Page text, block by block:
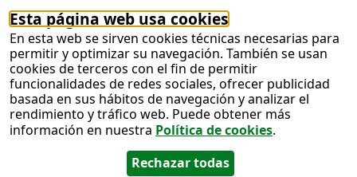
Esta página web usa cookies
En esta web se sirven cookies técnicas necesarias para
permitir y optimizar su navegación. También se usan
cookies de terceros con el fin de permitir
funcionalidades de redes sociales, ofrecer publicidad
basada en sus hábitos de navegación y analizar el
rendimiento y tráfico web. Puede obtener más
información en nuestra Política de cookies.